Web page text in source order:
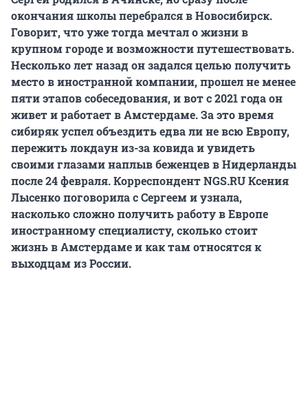
окончания школы перебрался в Новосибирск.
Говорит, что уже тогда мечтал о жизни в
крупном городе и возможности путешествовать.
Несколько лет назад он задался целью получить
место в иностранной компании, прошел не менее
пяти этапов собеседования, и вот с 2021 года он
живет и работает в Амстердаме. За это время
сибиряк успел объездить едва ли не всю Европу,
пережить локдаун из-за ковида и увидеть
своими глазами наплыв беженцев в Нидерланды
после 24 февраля. Корреспондент NGS.RU Ксения
Лысенко поговорила с Сергеем и узнала,
насколько сложно получить работу в Европе
иностранному специалисту, сколько стоит
жизнь в Амстердаме и как там относятся к
выходцам из России.